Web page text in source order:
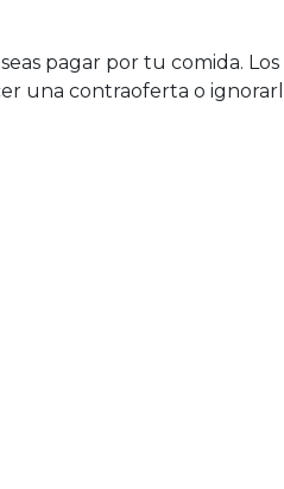
pagar por tu comida.
una contraoferta o